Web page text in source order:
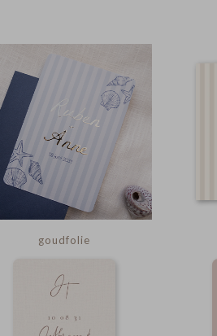
goudfolie